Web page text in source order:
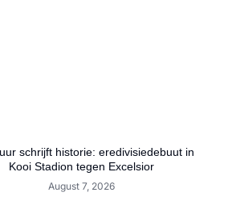
schrijft historie: eredivisiedebuut in
Kooi Stadion tegen Excelsior
August 7, 2026